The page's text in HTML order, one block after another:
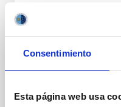
Consentimiento
Esta página web usa
from Earth
galaxy is devouring